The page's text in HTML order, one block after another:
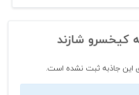
کیخسرو شازند
این جاذبه ثبت نشده است.